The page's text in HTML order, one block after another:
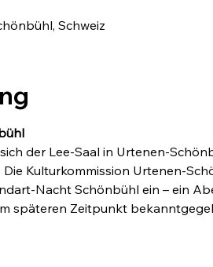
Schweiz
der Lee-Saal in Urtenen-
Kulturkommission Urtenen-
Nacht Schönbühl ein – ein
späteren Zeitpunkt